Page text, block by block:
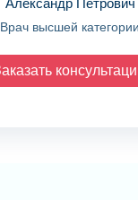
Врач высшей категории